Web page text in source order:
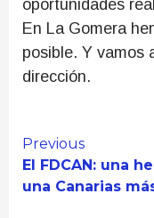
oportunidades
En La Gomera
posible. Y vamos
dirección.
Continue
Reading
Previous
El FDCAN: una
una Canarias